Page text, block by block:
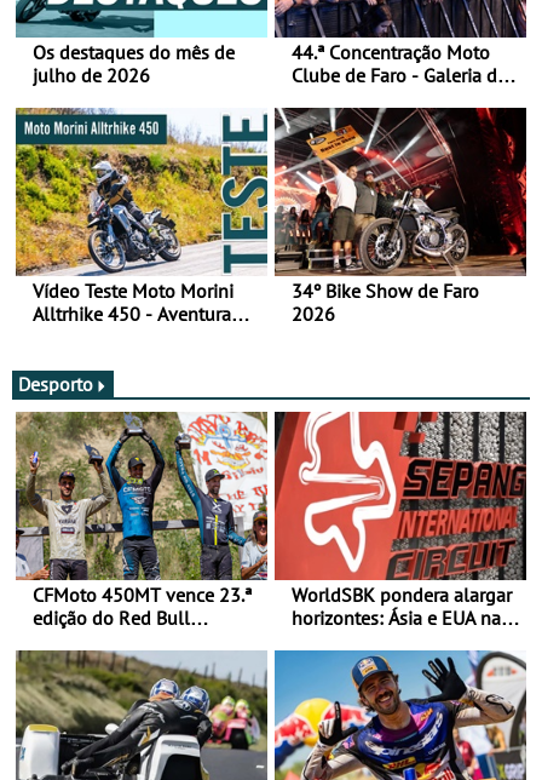
Os destaques do mês de
julho de 2026
44.ª Concentração Moto
Clube de Faro - Galeria de
Vídeo Teste Moto Morini
Alltrhike 450 - Aventura
34º Bike Show de Faro
2026
Desporto
CFMoto 450MT vence 23.ª
edição do Red Bull
Categorias Adventure -
Vitória na Ultimate, Core e
Lite
WorldSBK pondera alargar
horizontes: Ásia e EUA na